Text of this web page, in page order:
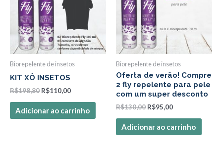
Biorepelente de insetos
KIT XÔ INSETOS
R$198,80 R$110,00
Adicionar ao carrinho
Biorepelente de insetos
Oferta de verão! Compre
2 fly repelente para pele
com um super desconto
R$130,00 R$95,00
Adicionar ao carrinho